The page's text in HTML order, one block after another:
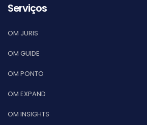
Serviços
OM JURIS
OM GUIDE
OM PONTO
OM EXPAND
OM INSIGHTS